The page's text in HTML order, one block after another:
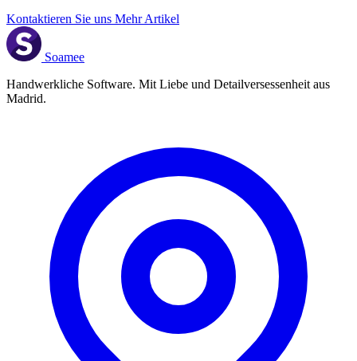
Kontaktieren Sie uns Mehr Artikel
Soamee
Handwerkliche Software. Mit Liebe und Detailversessenheit aus
Madrid.